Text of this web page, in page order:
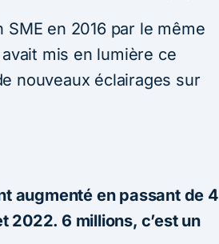
en 2016 par le même
mis en lumière ce
nouveaux éclairages sur
augmenté en passant de 4
2022. 6 millions, c’est un